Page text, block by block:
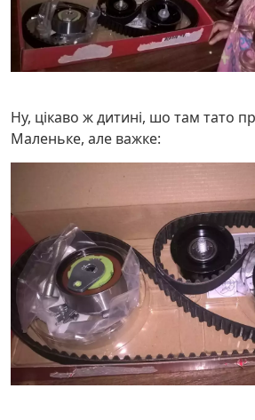
Ну, цікаво ж дитині, шо там тато
Маленьке, але важке: